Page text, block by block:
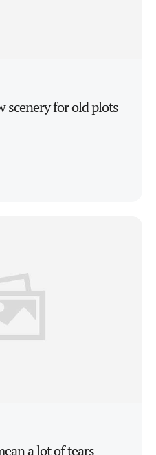
scenery for old plots
a lot of tears